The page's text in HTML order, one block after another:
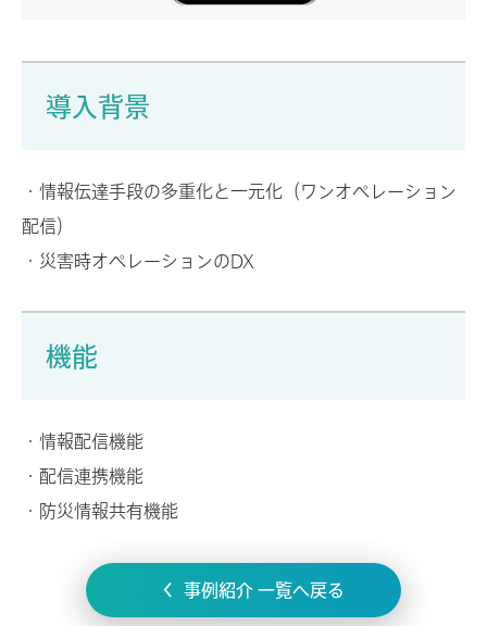
導入背景
・情報伝達手段の多重化と一元化（ワンオペレーション
配信）
・災害時オペレーションのDX
機能
・情報配信機能
・配信連携機能
・防災情報共有機能
事例紹介 一覧へ戻る